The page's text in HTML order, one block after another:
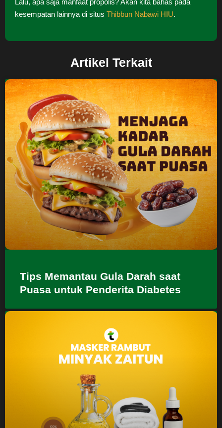
kesempatan lainnya di situs Thibbun Nabawi HIU.
Artikel Terkait
Tips Memantau Gula Darah saat
Puasa untuk Penderita Diabetes